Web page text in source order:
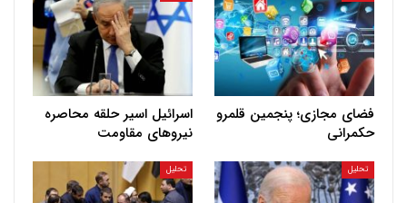
فضای مجازی؛ پنجمین قلمرو
حکمرانی
اسرائیل اسیر حلقه محاصره
نیروهای مقاومت
تحلیل تحلیل